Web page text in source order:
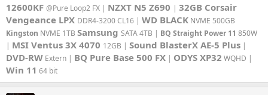
12600KF @Pure Loop2 FX | NZXT N5 Z690 | 32GB Corsair
Vengeance LPX DDR4-3200 CL16 | WD BLACK NVME 500GB
Kingston NVME 1TB Samsung SATA 4TB | BQ Straight Power 11 850W
| MSI Ventus 3X 4070 12GB | Sound BlasterX AE-5 Plus |
DVD-RW Extern | BQ Pure Base 500 FX | ODYS XP32 WQHD |
Win 11 64 bit